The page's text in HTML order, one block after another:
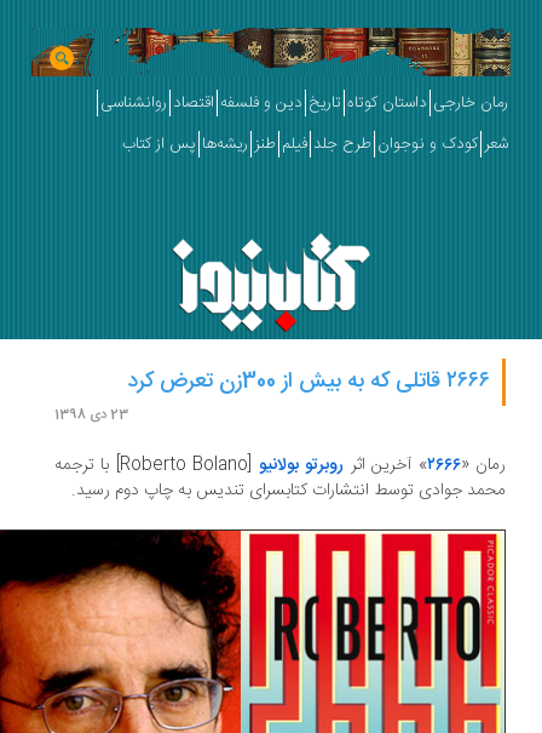
خارجی داستان کوتاه تاریخ دین و فلسفه اقتصاد روانشناسی
کودک و نوجوان طرح جلد فیلم طنز ریشه‌ها پس از کتاب
۲۶۶۶ » آخرین اثرروبرتو بولانیو
[Roberto Bolano] با ترجمه
جوادی توسط انتشارات کتابسرای تندیس به چاپ دوم رسید.